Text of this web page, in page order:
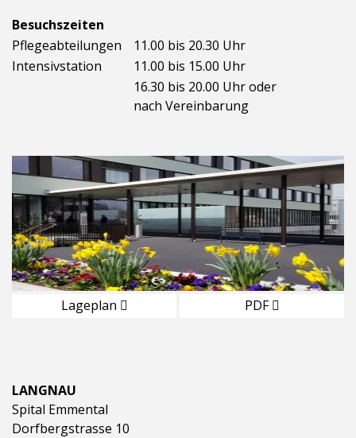
Besuchszeiten
Pflegeabteilungen
11.00 bis 20.30 Uhr
Intensivstation
11.00 bis 15.00 Uhr
16.30 bis 20.00 Uhr oder
nach Vereinbarung
Lageplan PDF
LANGNAU
Spital Emmental
Dorfbergstrasse 10